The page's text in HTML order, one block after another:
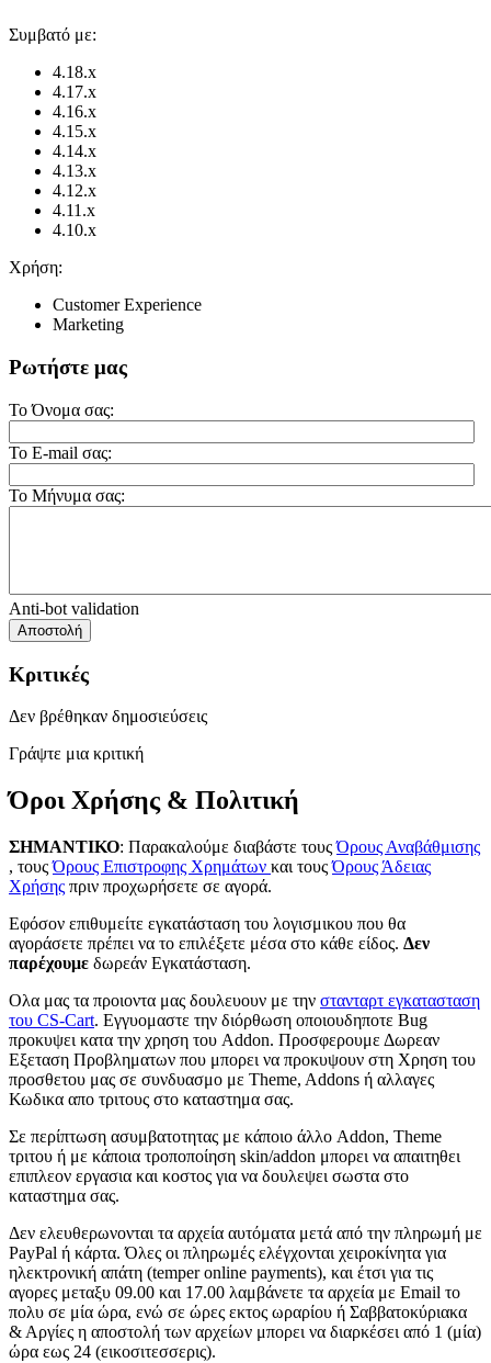
Συμβατό με:
4.18.x
4.17.x
4.16.x
4.15.x
4.14.x
4.13.x
4.12.x
4.11.x
4.10.x
Χρήση:
Customer Experience
Marketing
Ρωτήστε μας
Το Όνομα σας:
Το E-mail σας:
Το Μήνυμα σας:
Anti-bot validation
Αποστολή
Κριτικές
Δεν βρέθηκαν δημοσιεύσεις
Γράψτε μια κριτική
Όροι Χρήσης & Πολιτική
ΣΗΜΑΝΤΙΚΟ: Παρακαλούμε διαβάστε τουςΌρους Αναβάθμισης
, τουςΌρους Επιστροφης Χρημάτων και τουςΌρους Άδειας
Χρήσης πριν προχωρήσετε σε αγορά.
Εφόσον επιθυμείτε εγκατάσταση του λογισμικου που θα
αγοράσετε πρέπει να το επιλέξετε μέσα στο κάθε είδος. Δεν
παρέχουμε δωρεάν Εγκατάσταση.
Ολα μας τα προιοντα μας δουλευουν με την στανταρτ εγκατασταση
του CS-Cart. Εγγυομαστε την διόρθωση οποιουδηποτε Bug
προκυψει κατα την χρηση του Addon. Προσφερουμε Δωρεαν
Εξεταση Προβληματων που μπορει να προκυψουν στη Χρηση του
προσθετου μας σε συνδυασμο με Theme, Addons ή αλλαγες
Κωδικα απο τριτους στο καταστημα σας.
Σε περίπτωση ασυμβατοτητας με κάποιο άλλο Addon, Theme
τριτου ή με κάποια τροποπoίηση skin/addon μπορει να απαιτηθει
επιπλεον εργασια και κοστος για να δουλεψει σωστα στο
καταστημα σας.
Δεν ελευθερωνονται τα αρχεία αυτόματα μετά από την πληρωμή με
PayPal ή κάρτα. Όλες οι πληρωμές ελέγχονται χειροκίνητα για
ηλεκτρονική απάτη (temper online payments), και έτσι για τις
αγορες μεταξυ 09.00 και 17.00 λαμβάνετε τα αρχεία με Email το
πολυ σε μία ώρα, ενώ σε ώρες εκτος ωραρίου ή Σαββατοκύριακα
& Αργίες η αποστολή των αρχείων μπορει να διαρκέσει από 1 (μία)
ώρα εως 24 (εικοσιτεσσερις).